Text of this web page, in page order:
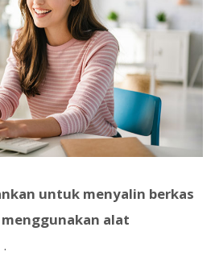
untuk menyalin berkas
alat
.